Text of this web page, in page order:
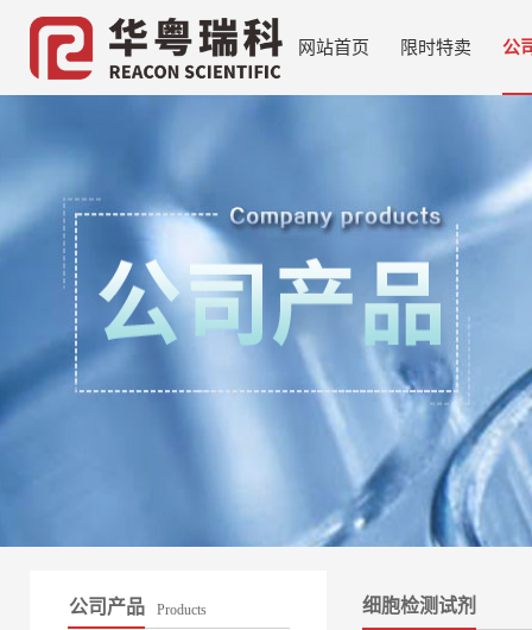
网站首页 限时特卖 公
公司产品 Products 细胞检测试剂